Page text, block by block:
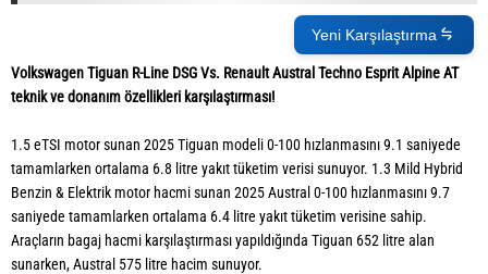
Yeni Karşılaştırma
Volkswagen Tiguan R-Line DSG Vs. Renault Austral Techno Esprit Alpine AT
teknik ve donanım özellikleri karşılaştırması!
1.5 eTSI motor sunan 2025 Tiguan modeli 0-100 hızlanmasını 9.1 saniyede
tamamlarken ortalama 6.8 litre yakıt tüketim verisi sunuyor. 1.3 Mild Hybrid
Benzin & Elektrik motor hacmi sunan 2025 Austral 0-100 hızlanmasını 9.7
saniyede tamamlarken ortalama 6.4 litre yakıt tüketim verisine sahip.
Araçların bagaj hacmi karşılaştırması yapıldığında Tiguan 652 litre alan
sunarken, Austral 575 litre hacim sunuyor.